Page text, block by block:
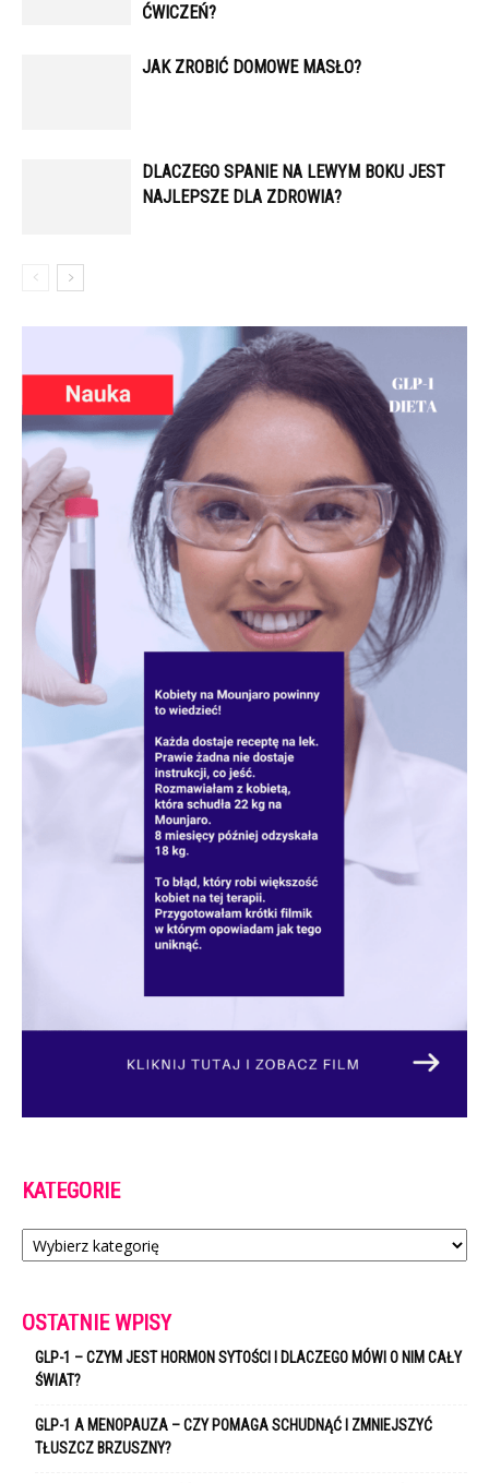
ĆWICZEŃ?
JAK ZROBIĆ DOMOWE MASŁO?
DLACZEGO SPANIE NA LEWYM BOKU JEST
NAJLEPSZE DLA ZDROWIA?
KATEGORIE
Kategorie
OSTATNIE WPISY
GLP-1 – CZYM JEST HORMON SYTOŚCI I DLACZEGO MÓWI O NIM CAŁY
ŚWIAT?
GLP-1 A MENOPAUZA – CZY POMAGA SCHUDNĄĆ I ZMNIEJSZYĆ
TŁUSZCZ BRZUSZNY?